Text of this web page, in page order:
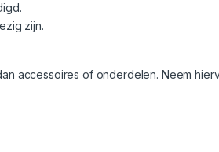
zijn.
accessoires of onderdelen. Neem